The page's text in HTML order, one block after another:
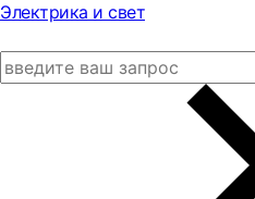
Электрика и свет